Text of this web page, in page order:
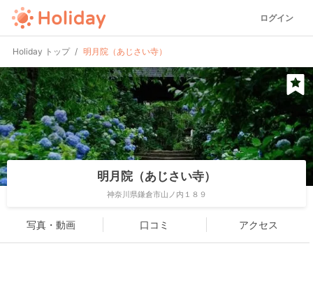
ログイン
Holiday トップ 明月院（あじさい寺）
明月院（あじさい寺）
神奈川県鎌倉市山ノ内１８９
写真・動画 口コミ アクセス